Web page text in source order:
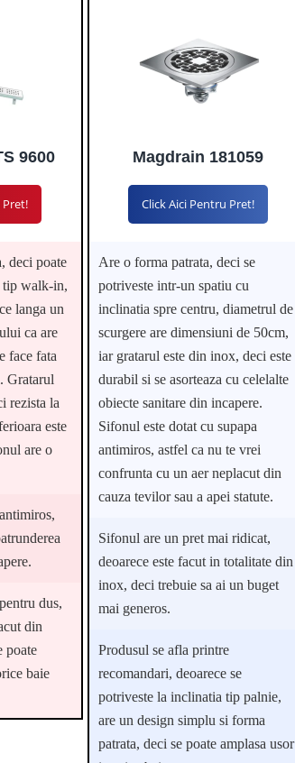
9600
Pret!
deci poate
tip walk-in,
langa un
ca are
face fata
Gratarul
rezista la
este
are o
dus,
din
poate
baie
Magdrain 181059
Click Aici Pentru Pret!
Are o forma patrata, deci se
potriveste intr-un spatiu cu
inclinatia spre centru, diametrul de
scurgere are dimensiuni de 50cm,
iar gratarul este din inox, deci este
durabil si se asorteaza cu celelalte
obiecte sanitare din incapere.
Sifonul este dotat cu supapa
antimiros, astfel ca nu te vrei
confrunta cu un aer neplacut din
cauza tevilor sau a apei statute.
Sifonul are un pret mai ridicat,
deoarece este facut in totalitate din
inox, deci trebuie sa ai un buget
mai generos.
Produsul se afla printre
recomandari, deoarece se
potriveste la inclinatia tip palnie,
are un design simplu si forma
patrata, deci se poate amplasa usor